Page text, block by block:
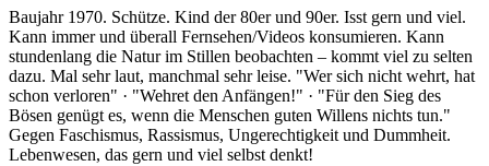
Baujahr 1970. Schütze. Kind der 80er und 90er. Isst gern und viel.
Kann immer und überall Fernsehen/Videos konsumieren. Kann
stundenlang die Natur im Stillen beobachten – kommt viel zu selten
dazu. Mal sehr laut, manchmal sehr leise. "Wer sich nicht wehrt, hat
schon verloren" · "Wehret den Anfängen!" · "Für den Sieg des
Bösen genügt es, wenn die Menschen guten Willens nichts tun."
Gegen Faschismus, Rassismus, Ungerechtigkeit und Dummheit.
Lebenwesen, das gern und viel selbst denkt!